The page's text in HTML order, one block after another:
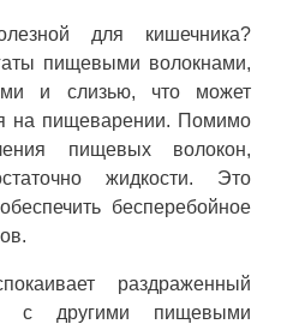
для кишечника?
пищевыми волокнами,
и слизью, что может
на пищеварении. Помимо
пищевых волокон,
жидкости. Это
бесперебойное
раздраженный
с другими пищевыми